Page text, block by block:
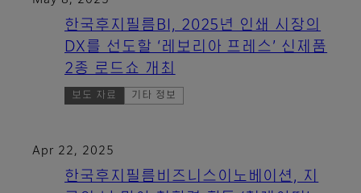
한국후지필름BI, 2025년 인쇄 시장의
DX를 선도할 ‘레보리아 프레스’ 신제품
2종 로드쇼 개최
보도 자료 기타 정보
Apr 22, 2025
한국후지필름비즈니스이노베이션, 지